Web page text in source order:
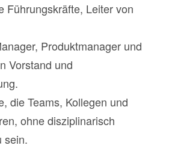
Führungskräfte, Leiter von
Produktmanager und
Vorstand und
die Teams, Kollegen und
ohne disziplinarisch
sein.